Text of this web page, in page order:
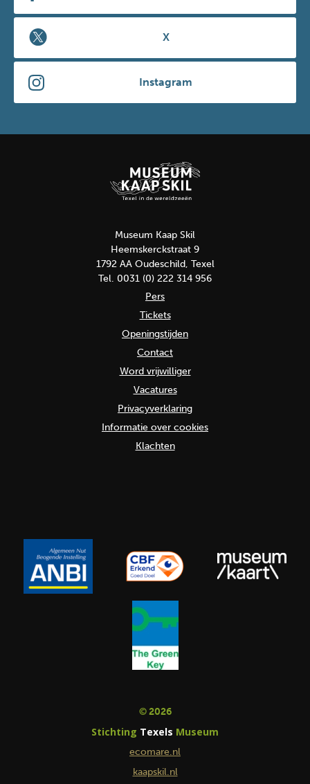
X
Instagram
Museum Kaap Skil
Heemskerckstraat 9
1792 AA Oudeschild, Texel
Tel. 0031 (0) 222 314 956
Pers
Tickets
Openingstijden
Contact
Word vrijwilliger
Vacatures
Privacyverklaring
Informatie over cookies
Klachten
© 2026
Stichting Texels Museum
ecomare.nl
kaapskil.nl